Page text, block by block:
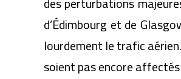
d’Édimbourg et de
lourdement le trafic
soient pas encore